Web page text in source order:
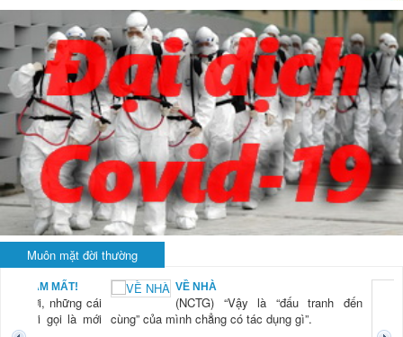
Muôn mặt đời thường
NAM MẤT!
“Xời, những cái
mới gọi là mới
VỀ NHÀ
(NCTG) “Vậy là “đấu tranh đến
cùng” của mình chẳng có tác dụng gì”.